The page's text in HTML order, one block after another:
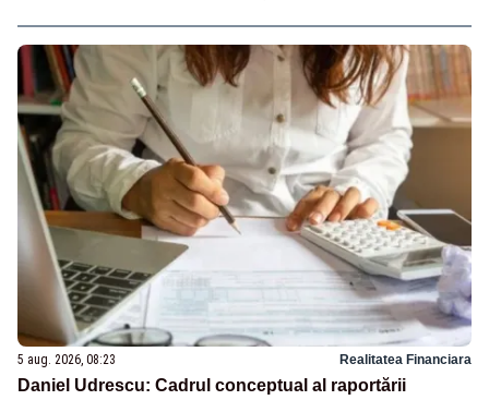
5 aug. 2026, 08:23 Realitatea Financiara
Daniel Udrescu: Cadrul conceptual al raportării